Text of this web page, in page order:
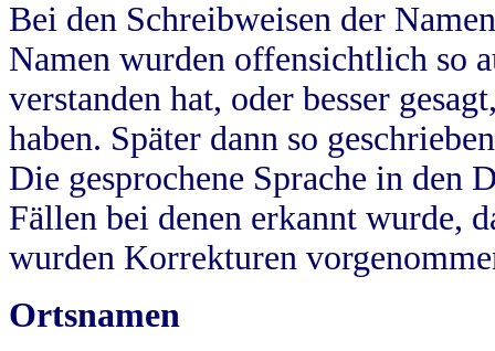
Bei den Schreibweisen der
Namen wurden offensichtlich so
verstanden hat, oder besser
haben. Später dann so
Die gesprochene Sprache in
Fällen bei denen erkannt wurde,
wurden Korrekturen
Ortsnamen